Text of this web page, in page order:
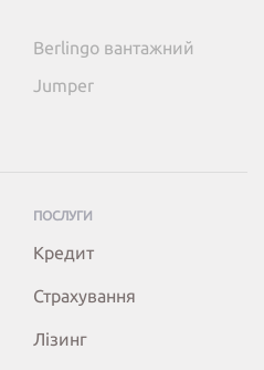
Berlingo вантажний
Jumper
ПОСЛУГИ
Кредит
Страхування
Лізинг